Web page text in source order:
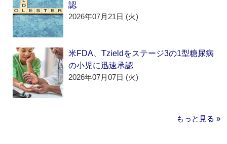
認
2026年07月21日 (火)
米FDA、Tzieldをステージ3の1型糖尿病
の小児に迅速承認
2026年07月07日 (火)
もっと見る »